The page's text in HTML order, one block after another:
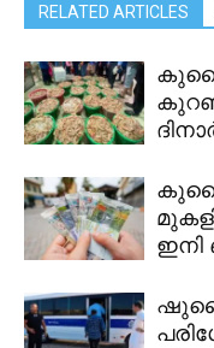
RELATED ARTICLES
ഇനി